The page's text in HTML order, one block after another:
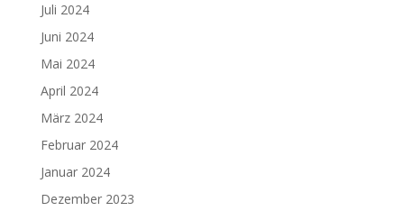
Juli 2024
Juni 2024
Mai 2024
April 2024
März 2024
Februar 2024
Januar 2024
Dezember 2023